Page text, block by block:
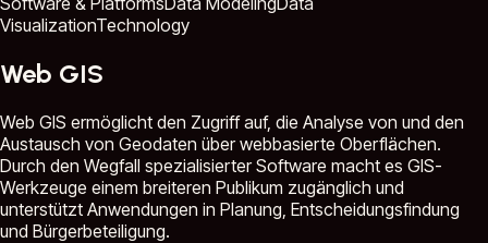
VisualizationTechnology
Web GIS
Web GIS ermöglicht den Zugriff auf, die Analyse von und den
Austausch von Geodaten über webbasierte Oberflächen.
Durch den Wegfall spezialisierter Software macht es GIS-
Werkzeuge einem breiteren Publikum zugänglich und
unterstützt Anwendungen in Planung, Entscheidungsfindung
und Bürgerbeteiligung.